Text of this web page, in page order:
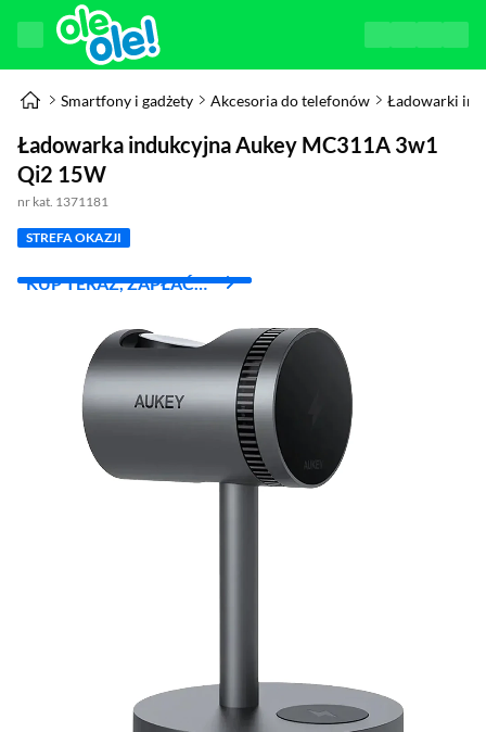
Smartfony i gadżety Akcesoria do telefonów Ładowarki
Ładowarka indukcyjna Aukey MC311A 3w1
Qi2 15W
nr kat. 1371181
STREFA OKAZJI
KUP TERAZ, ZAPŁAĆ